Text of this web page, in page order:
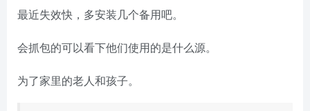
最近失效快，多安装几个备用吧。
会抓包的可以看下他们使用的是什么源。
为了家里的老人和孩子。